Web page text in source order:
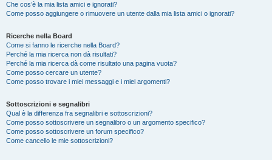
Che cos’è la mia lista amici e ignorati?
Come posso aggiungere o rimuovere un utente dalla mia lista amici o ignorati?
Ricerche nella Board
Come si fanno le ricerche nella Board?
Perché la mia ricerca non dà risultati?
Perché la mia ricerca dà come risultato una pagina vuota?
Come posso cercare un utente?
Come posso trovare i miei messaggi e i miei argomenti?
Sottoscrizioni e segnalibri
Qual è la differenza fra segnalibri e sottoscrizioni?
Come posso sottoscrivere un segnalibro o un argomento specifico?
Come posso sottoscrivere un forum specifico?
Come cancello le mie sottoscrizioni?